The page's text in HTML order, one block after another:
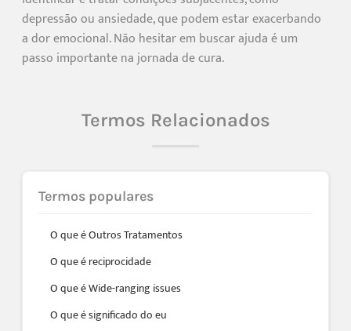
depressão ou ansiedade, que podem estar exacerbando
a dor emocional. Não hesitar em buscar ajuda é um
passo importante na jornada de cura.
Termos Relacionados
Termos populares
O que é Outros Tratamentos
O que é reciprocidade
O que é Wide-ranging issues
O que é significado do eu